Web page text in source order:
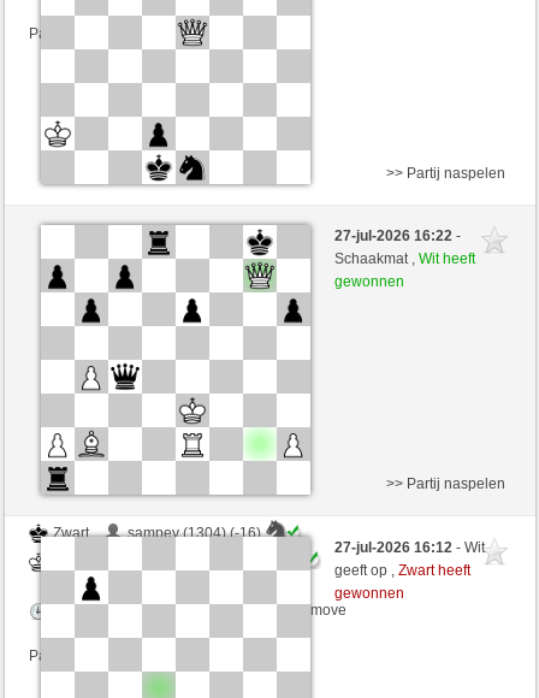
Partij telt mee voor de ranglijst
Zwart
AnGeLmU (1329) (-16)
Windhang (1324) (+16)
Speelduur: 4 minutes/side + 5 seconds/move
>> Partij naspelen
27-jul-2026 16:22-
Schaakmat ,Wit heeft
gewonnen
Zwart
sampey (1304) (-16)
Speelduur: 4 minutes/side + 5 seconds/move
Partij telt mee voor de ranglijst
>> Partij naspelen
27-jul-2026 16:12- Wit
geeft op ,Zwart heeft
gewonnen